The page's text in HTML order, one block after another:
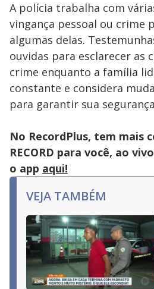
A polícia trabalha com
vingança pessoal ou crime
algumas delas.
ouvidas para esclarecer as
crime enquanto a família
constante e considera
para garantir sua
No RecordPlus, tem mais
RECORD para você, ao
o app aqui!
VEJA TAMBÉM